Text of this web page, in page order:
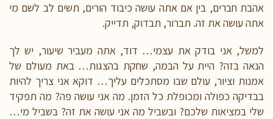
אהבת חברים, בין אם אתה עושה כיבוד הורים, תשים לב לשם מי
אתה עושה את זה. תברור, תבדוק, תדייק.
למשל, אני בודק את עצמי… דוד, אתה מעביר שיעור, יש לך
הנאה בזה? היית על הבמה, שחקת בהצגות… באת מעולם של
אמנות וציור, עולם שבו מסתכלים עליך… דוקא אני צריך להיות
בבדיקה כפולה ומכופלת כל הזמן. מה אני עושה פה? מה תפקיד
שלי במציאות שלכם? ובשביל מה אני עושה את זה? בשביל מי…